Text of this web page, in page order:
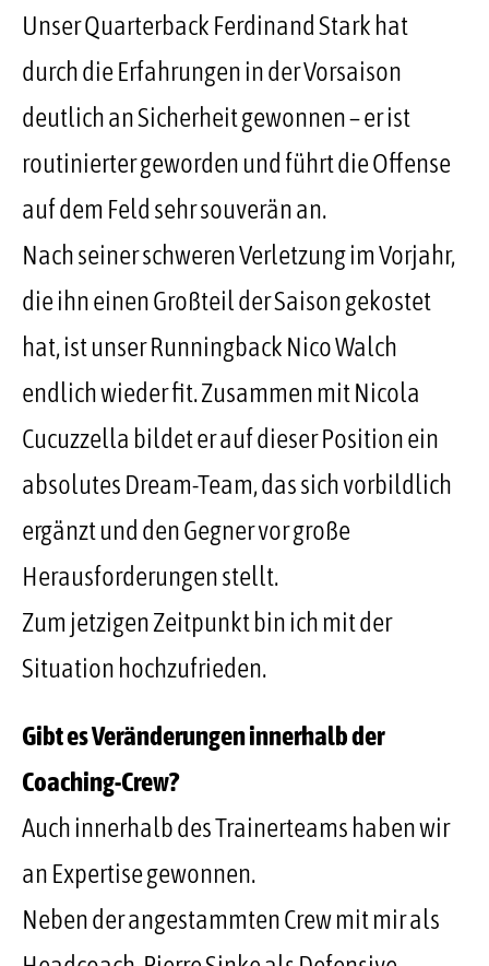
Unser Quarterback Ferdinand Stark hat
durch die Erfahrungen in der Vorsaison
deutlich an Sicherheit gewonnen – er ist
routinierter geworden und führt die Offense
auf dem Feld sehr souverän an.
Nach seiner schweren Verletzung im Vorjahr,
die ihn einen Großteil der Saison gekostet
hat, ist unser Runningback Nico Walch
endlich wieder fit. Zusammen mit Nicola
Cucuzzella bildet er auf dieser Position ein
absolutes Dream-Team, das sich vorbildlich
ergänzt und den Gegner vor große
Herausforderungen stellt.
Zum jetzigen Zeitpunkt bin ich mit der
Situation hochzufrieden.
Gibt es Veränderungen innerhalb der
Coaching-Crew?
Auch innerhalb des Trainerteams haben wir
an Expertise gewonnen.
Neben der angestammten Crew mit mir als